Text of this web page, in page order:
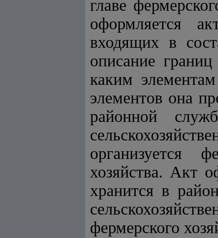
главе
оформляется
входящих в
описание
каким
элементов она
районной
организуется
хозяйства. Акт
хранится в
фермерского